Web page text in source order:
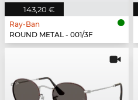
143,20 €
Ray-Ban
ROUND METAL - 001/3F